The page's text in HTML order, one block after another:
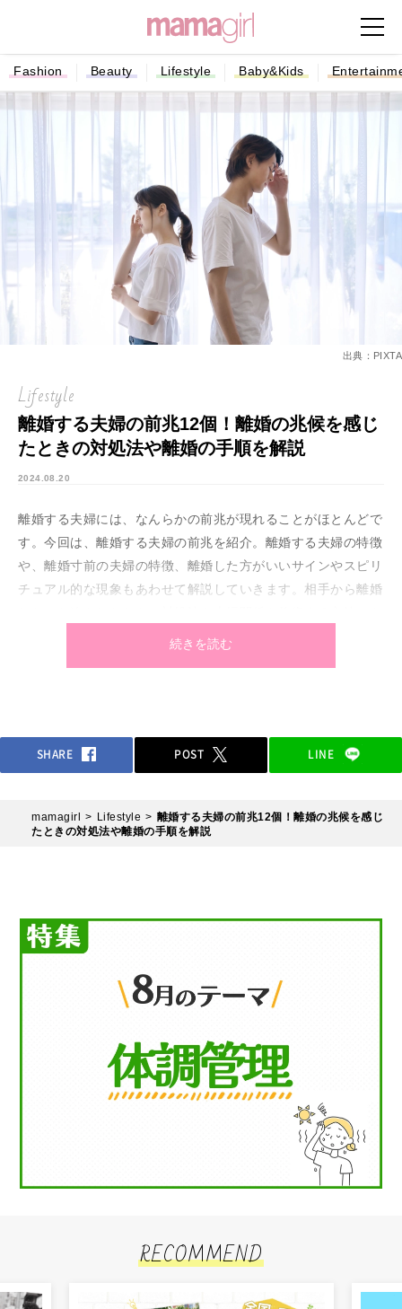
Fashion Beauty Lifestyle Baby&Kids
出典：PIXTA
Lifestyle
離婚する夫婦の前兆12個！離婚の兆候を感じ
たときの対処法や離婚の手順を解説
2024.08.20
離婚する夫婦には、なんらかの前兆が現れることがほとんどで
す。今回は、離婚する夫婦の前兆を紹介。離婚する夫婦の特徴
や、離婚寸前の夫婦の特徴、離婚した方がいいサインやスピリ
チュアル的な現象もあわせて解説していきます。相手から離婚
しも離婚が決まった場合の手順もご紹介！離婚する夫婦や離婚
続きを読む
SHARE POST LINE
mamagirl Lifestyle
離婚する夫婦の前兆12個！離婚の兆候を感じ
たときの対処法や離婚の手順を解説
RECOMMEND